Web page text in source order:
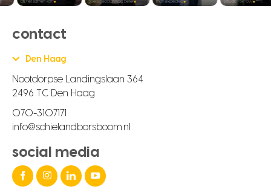
contact
Den Haag
Nootdorpse Landingslaan 364
2496 TC Den Haag
070-3107171
info@schielandborsboom.nl
social media